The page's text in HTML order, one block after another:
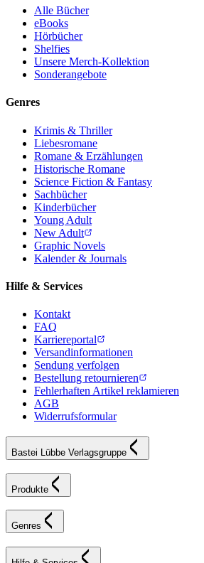
Alle Bücher
eBooks
Hörbücher
Shelfies
Unsere Merch-Kollektion
Sonderangebote
Genres
Krimis & Thriller
Liebesromane
Romane & Erzählungen
Historische Romane
Science Fiction & Fantasy
Sachbücher
Kinderbücher
Young Adult
New Adult
Graphic Novels
Kalender & Journals
Hilfe & Services
Kontakt
FAQ
Karriereportal
Versandinformationen
Sendung verfolgen
Bestellung retournieren
Fehlerhaften Artikel reklamieren
AGB
Widerrufsformular
Bastei Lübbe Verlagsgruppe
Produkte
Genres